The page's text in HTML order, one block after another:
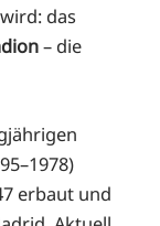
das
– die
erbaut und